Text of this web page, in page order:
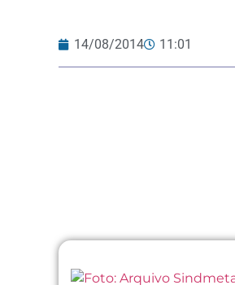
14/08/2014 11:01